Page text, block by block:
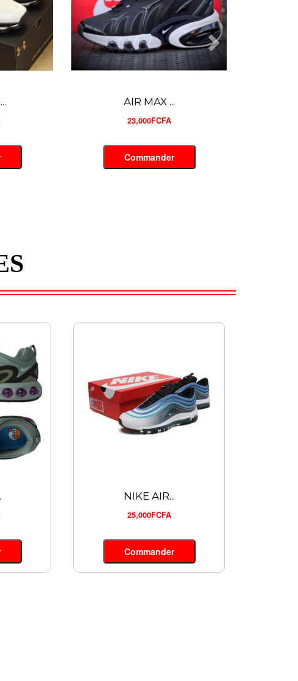
AIR MAX ...
23,000FCFA
Commander
NIKE AIR...
25,000FCFA
Commander